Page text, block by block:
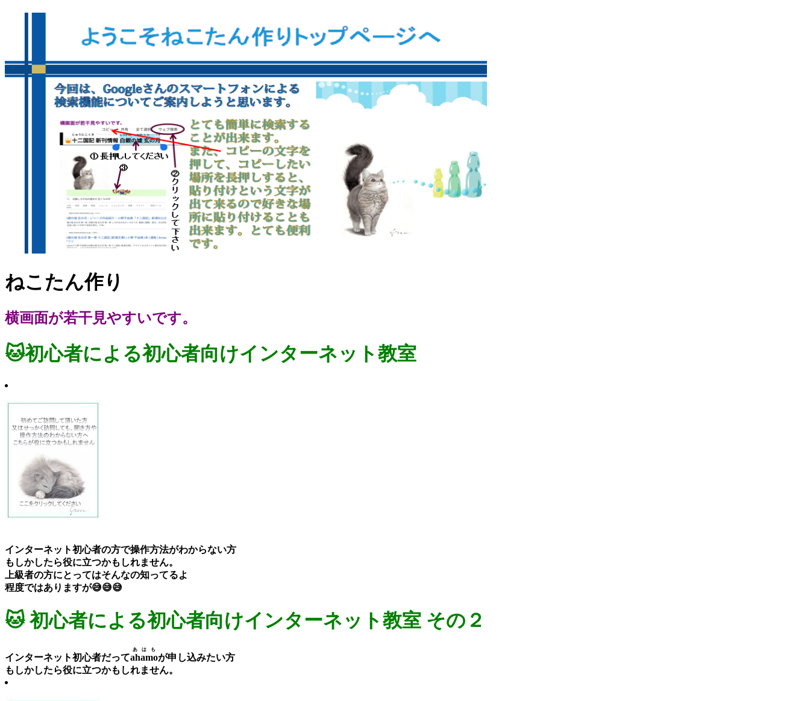
ねこたん作り
横画面が若干見やすいです。
🐱初心者による初心者向けインターネット教室
インターネット初心者の方で操作方法がわからない方
もしかしたら役に立つかもしれません。
上級者の方にとってはそんなの知ってるよ
程度ではありますが😅😅😅
🐱 初心者による初心者向けインターネット教室 その２
インターネット初心者だってahamo
あはも
が申し込みたい方
もしかしたら役に立つかもしれません。